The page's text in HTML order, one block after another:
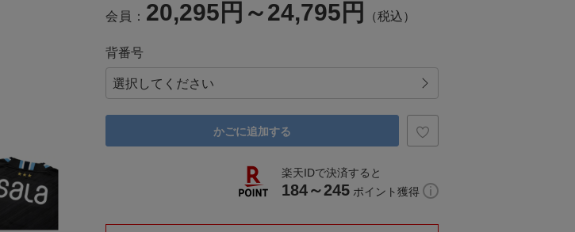
会員： 20,295円～24,795円 （税込）
背番号
かごに追加する
楽天IDで決済すると
184～245 ポイント獲得